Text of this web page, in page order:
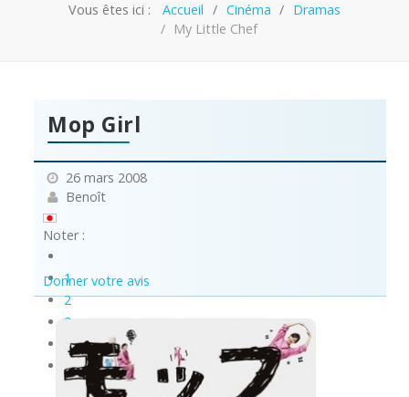
Vous êtes ici : Accueil Cinéma
Dramas
My Little Chef
Mop Girl
26 mars 2008
Benoît
Noter :
1
2
3
4
5
Donner votre avis